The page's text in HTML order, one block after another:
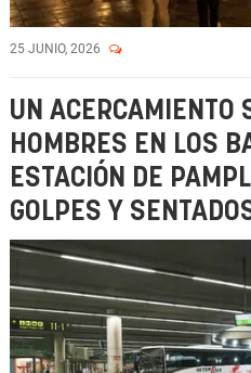
25 JUNIO, 2026
UN ACERCAMIENTO
HOMBRES EN LOS
ESTACIÓN DE
GOLPES Y